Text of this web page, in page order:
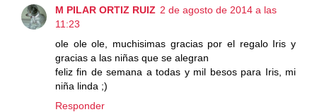
M PILAR ORTIZ RUIZ 2 de agosto de 2014 a las
11:23
ole ole ole, muchisimas gracias por el regalo Iris y
gracias a las niñas que se alegran
feliz fin de semana a todas y mil besos para Iris, mi
niña linda ;)
Responder